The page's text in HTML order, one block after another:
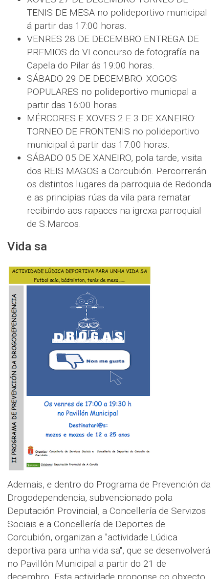
TENIS DE MESA no polideportivo municipal
á partir das 17:00 horas.
VENRES 28 DE DECEMBRO ENTREGA DE
PREMIOS do VI concurso de fotografía na
Capela do Pilar ás 19:00 horas.
SÁBADO 29 DE DECEMBRO: XOGOS
POPULARES no polideportivo municpal a
partir das 16:00 horas.
MÉRCORES E XOVES 2 E 3 DE XANEIRO:
TORNEO DE FRONTENIS no polideportivo
municipal á partir das 17:00 horas.
SÁBADO 05 DE XANEIRO, pola tarde, visita
dos REIS MAGOS a Corcubión. Percorrerán
os distintos lugares da parroquia de Redonda
e as principias rúas da vila para rematar
recibindo aos rapaces na igrexa parroquial
de S.Marcos.
Vida sa
Ademais, e dentro do Programa de Prevención da
Drogodependencia, subvencionado pola
Deputación Provincial, a Concellería de Servizos
Sociais e a Concellería de Deportes de
Corcubión, organizan a "actividade Lúdica
deportiva para unha vida sa", que se desenvolverá
no Pavillón Municipal a partir do 21 de